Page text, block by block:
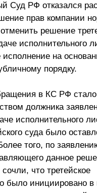
Суд РФ отказался
прав компании
решение
исполнительного
исполнение на
порядку.
в КС РФ стало
должника
исполнительного
суда было
того, по
данное
что третейское
было инициировано в